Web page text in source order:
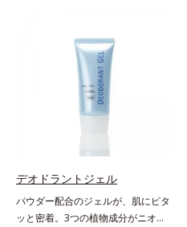
を発揮。家に帰って脱いだ瞬間、そ
の威力がわかります。
デオドラントジェル
パウダー配合のジェルが、肌にピタ
ッと密着。3つの植物成分がニオイ